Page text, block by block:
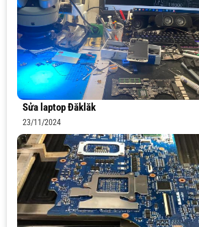
Sửa laptop Đăklăk
23/11/2024